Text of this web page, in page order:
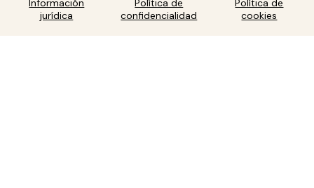
Información
jurídica
Política de
confidencialidad
Política de
cookies